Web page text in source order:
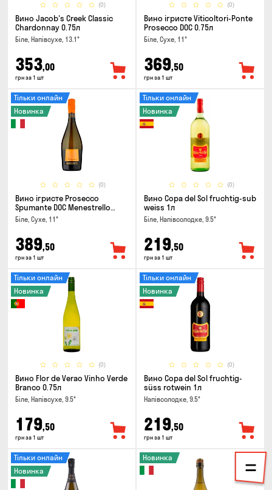
(0)
Вино Jacob's Creek Classic
Chardonnay 0.75л
Біле, Напівсухе, 13.1°
353,00
грн за 1 шт
(0)
Вино ігристе Viticoltori-Ponte
Prosecco DOC 0.75л
Біле, Сухе, 11°
369,50
грн за 1 шт
(0)
Тільки онлайн
Новинка
Вино ігристе Prosecco
Spumante DOC Menestrello
0.75л
Біле, Сухе, 11°
389,50
грн за 1 шт
(0)
Тільки онлайн
Новинка
Вино Copa del Sol fruchtig-sub
weiss 1л
Біле, Напівсолодке, 9.5°
219,50
грн за 1 шт
(0)
Тільки онлайн
Новинка
Вино Flor de Verao Vinho Verde
Branco 0.75л
Біле, Напівсухе, 9.5°
179,50
грн за 1 шт
(0)
Тільки онлайн
Новинка
Вино Copa del Sol fruchtig-
süss rotwein 1л
Напівсолодке, 9.5°
219,50
грн за 1 шт
Тільки онлайн
Новинка
Новинка